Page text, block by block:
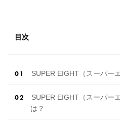
目次
SUPER EIGHT（スーパー
SUPER EIGHT（スーパー
は？